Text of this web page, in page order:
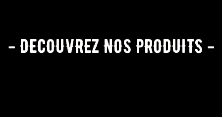
- DECOUVREZ NOS PRODUITS -